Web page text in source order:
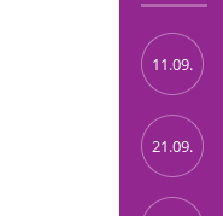
11.09.
21.09.